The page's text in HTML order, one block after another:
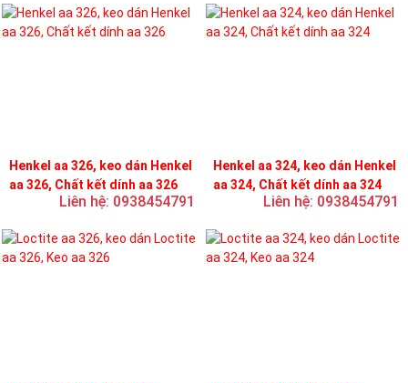
Henkel aa 326, keo dán Henkel
aa 326, Chất kết dính aa 326
Liên hệ: 0938454791
Henkel aa 324, keo dán Henkel
aa 324, Chất kết dính aa 324
Liên hệ: 0938454791